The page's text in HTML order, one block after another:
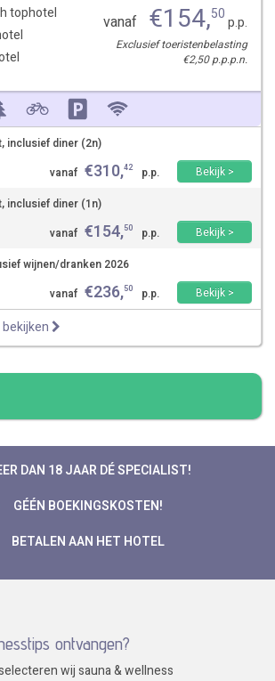
tophotel
vanaf €154,50p.p.
Exclusief toeristenbelasting
€2,50 p.p.p.n.
inclusief diner (2n)
vanaf €310,42 p.p.
Bekijk >
inclusief diner (1n)
vanaf €154,50 p.p.
Bekijk >
wijnen/dranken 2026
vanaf €236,50 p.p. Bekijk >
DAN 18 JAAR DÉ SPECIALIST!
GÉÉN BOEKINGSKOSTEN!
BETALEN AAN HET HOTEL
ontvangen?
wij sauna & wellness